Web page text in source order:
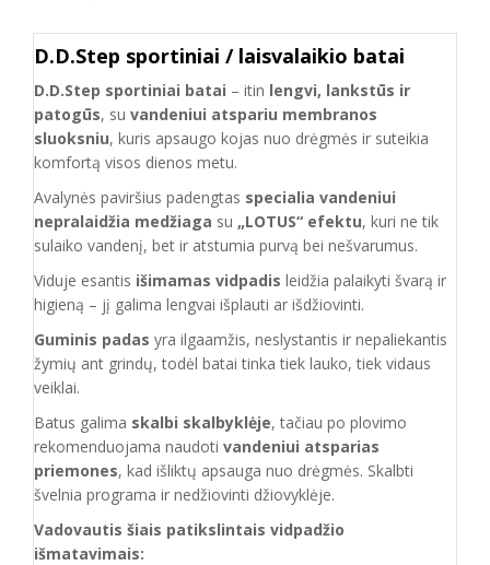
D.D.Step sportiniai / laisvalaikio batai
D.D.Step sportiniai batai – itin lengvi, lankstūs ir
patogūs, su vandeniui atspariu membranos
sluoksniu, kuris apsaugo kojas nuo drėgmės ir suteikia
komfortą visos dienos metu.
Avalynės paviršius padengtas specialia vandeniui
nepralaidžia medžiaga su „LOTUS“ efektu, kuri ne tik
sulaiko vandenį, bet ir atstumia purvą bei nešvarumus.
Viduje esantis išimamas vidpadis leidžia palaikyti švarą ir
higieną – jį galima lengvai išplauti ar išdžiovinti.
Guminis padas yra ilgaamžis, neslystantis ir nepaliekantis
žymių ant grindų, todėl batai tinka tiek lauko, tiek vidaus
veiklai.
Batus galima skalbi skalbyklėje, tačiau po plovimo
rekomenduojama naudoti vandeniui atsparias
priemones, kad išliktų apsauga nuo drėgmės. Skalbti
švelnia programa ir nedžiovinti džiovyklėje.
Vadovautis šiais patikslintais vidpadžio
išmatavimais: